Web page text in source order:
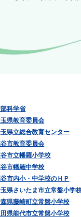
科学省
県教育委員会
県立総合教育センター
市教育委員会
市立幡羅小学校
市幡羅中学校
市内小・中学校のＨＰ
県さいたま市立常盤小学
県藤崎町立常盤小学校
県能代市立常盤小学校